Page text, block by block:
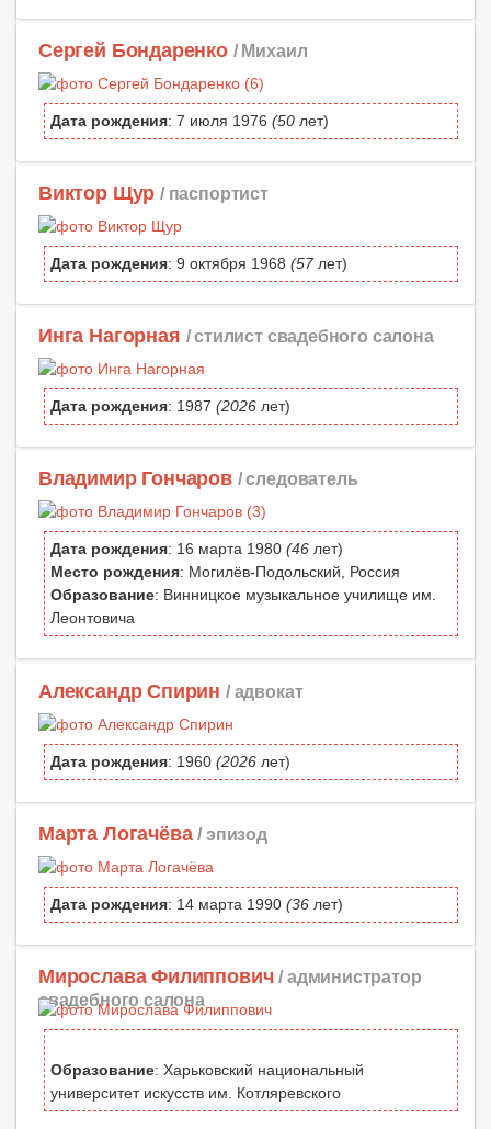
Сергей Бондаренко / Михаил
Дата рождения: 7 июля 1976 (50 лет)
Виктор Щур / паспортист
Дата рождения: 9 октября 1968 (57лет)
Инга Нагорная / стилист свадебного салона
Дата рождения: 1987 (2026 лет)
Владимир Гончаров / следователь
Дата рождения: 16 марта 1980 (46 лет)
Место рождения: Могилёв-Подольский, Россия
Образование: Винницкое музыкальное училище им.
Леонтовича
Александр Спирин / адвокат
Дата рождения: 1960 (2026 лет)
Марта Логачёва / эпизод
Дата рождения: 14 марта 1990 (36 лет)
Мирослава Филиппович / администратор
свадебного салона
Образование: Харьковский национальный
университет искусств им. Котляревского